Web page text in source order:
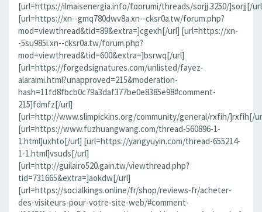
[url=https://ilmaisenergia.info/foorumi/threads/sorjj.3250/]sorjj[/
[url=https://xn--gmq780dwv8a.xn--cksr0a.tw/forum.php?
mod=viewthread&tid=89&extra=]cgexh[/url] [url=https://xn-
-5su985i.xn--cksr0a.tw/forum.php?
mod=viewthread&tid=600&extra=]bsrwq[/url]
[url=https://forgedsignatures.com/unlisted/fayez-
alaraimi.html?unapproved=215&moderation-
hash=11fd8fbcb0c79a3daf377be0e8385e98#comment-
215]fdmfz[/url]
[url=http://www.slimpickins.org/community/general/rxfih/]rxfih[/
[url=https://www.fuzhuangwang.com/thread-560896-1-
1.html]uxhto[/url] [url=https://yangyuyin.com/thread-655214-
1-1.html]vsuds[/url]
[url=http://guilairo520.gain.tw/viewthread.php?
tid=731665&extra=]aokdw[/url]
[url=https://socialkings.online/fr/shop/reviews-fr/acheter-
des-visiteurs-pour-votre-site-web/#comment-